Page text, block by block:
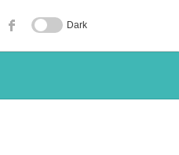
Dark